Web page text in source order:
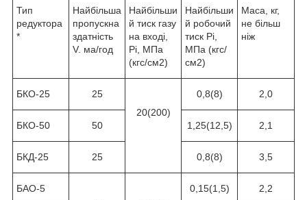
Тип
редуктора
*
Найбільша
пропускна
здатність
V. ма/год
Найбільши
й тиск газу
на вході,
Pi, МПа
(кгс/см2)
Найбільши
й робочий
тиск Pi,
МПа (кгс/
см2)
Маса, кг,
не більш
ніж
БКО-25
25
20(200)
0,8(8) 2,0
БКО-50 50 1,25(12,5) 2,1
БКД-25 25 0,8(8) 3,5
БАО-5
0,15(1,5) 2,2